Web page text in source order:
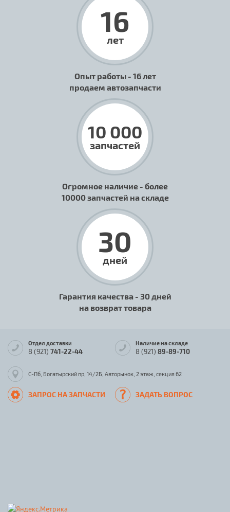
16
лет
Опыт работы - 16 лет
продаем автозапчасти
10 000
запчастей
Огромное наличие - более
10000 запчастей на складе
30
дней
Гарантия качества - 30 дней
на возврат товара
Отдел доставки
8 (921) 741-22-44
Наличие на складе
8 (921) 89-89-710
С-Пб, Богатырский пр, 14/2Б, Авторынок, 2 этаж, секция 62
ЗАПРОС НА ЗАПЧАСТИ ЗАДАТЬ ВОПРОС